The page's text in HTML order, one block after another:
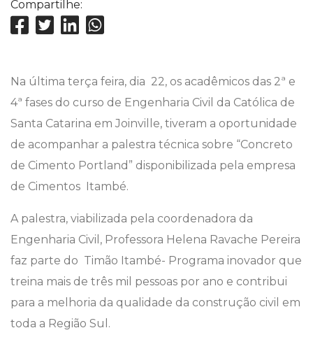
Compartilhe:
Na última terça feira, dia 22, os acadêmicos das 2ª e
4ª fases do curso de Engenharia Civil da Católica de
Santa Catarina em Joinville, tiveram a oportunidade
de acompanhar a palestra técnica sobre “Concreto
de Cimento Portland” disponibilizada pela empresa
de Cimentos Itambé.
A palestra, viabilizada pela coordenadora da
Engenharia Civil, Professora Helena Ravache Pereira
faz parte do Timão Itambé- Programa inovador que
treina mais de três mil pessoas por ano e contribui
para a melhoria da qualidade da construção civil em
toda a Região Sul.